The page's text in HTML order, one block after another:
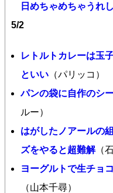
日めちゃめちゃうれ
5/2
レトルトカレーは玉
といい （パリッコ）
パンの袋に自作のシ
ルー）
はがしたノアールの
ズをやると超難解（
ヨーグルトで生チョ
（山本千尋）